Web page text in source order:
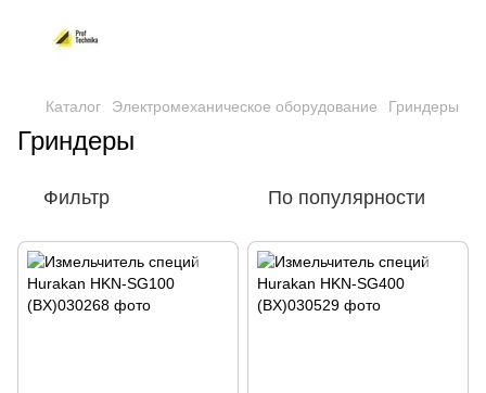
Каталог Электромеханическое оборудование Гриндеры
Гриндеры
Фильтр По популярности